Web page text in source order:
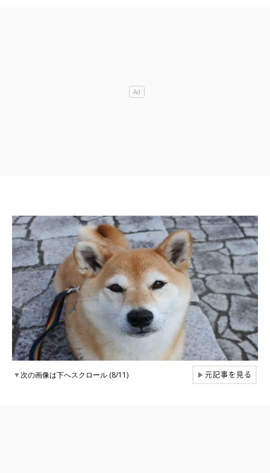
▼次の画像は下へスクロール (8/11) ▶元記事を見る